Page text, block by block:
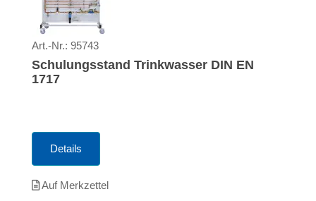
Art.-Nr.: 95743
Schulungsstand Trinkwasser DIN EN
1717
Details
Auf Merkzettel